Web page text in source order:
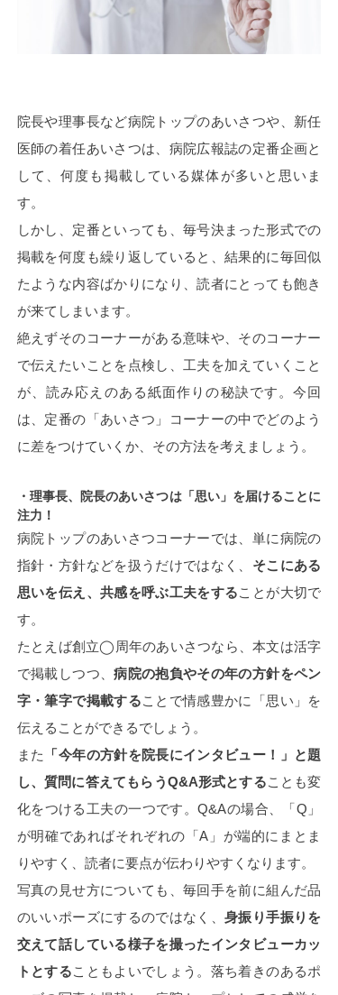
院長や理事長など病院トップのあいさつや、新任
医師の着任あいさつは、病院広報誌の定番企画と
して、何度も掲載している媒体が多いと思いま
す。
しかし、定番といっても、毎号決まった形式での
掲載を何度も繰り返していると、結果的に毎回似
たような内容ばかりになり、読者にとっても飽き
が来てしまいます。
絶えずそのコーナーがある意味や、そのコーナー
で伝えたいことを点検し、工夫を加えていくこと
が、読み応えのある紙面作りの秘訣です。今回
は、定番の「あいさつ」コーナーの中でどのよう
に差をつけていくか、その方法を考えましょう。
・理事長、院長のあいさつは「思い」を届けることに
注力！
病院トップのあいさつコーナーでは、単に病院の
指針・方針などを扱うだけではなく、 そこにある
思いを伝え、共感を呼ぶ工夫をすることが大切で
す。
たとえば創立◯周年のあいさつなら、本文は活字
で掲載しつつ、病院の抱負やその年の方針をペン
字・筆字で掲載することで情感豊かに「思い」を
伝えることができるでしょう。
また
「今年の方針を院長にインタビュー！」と題
し、質問に答えてもらうQ&A形式とすることも変
化をつける工夫の一つです。Q&Aの場合、「Q」
が明確であればそれぞれの「A」が端的にまとま
りやすく、読者に要点が伝わりやすくなります。
写真の見せ方についても、毎回手を前に組んだ品
のいいポーズにするのではなく、身振り手振りを
交えて話している様子を撮ったインタビューカッ
トとすることもよいでしょう。落ち着きのあるポ